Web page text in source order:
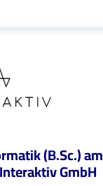
(B.Sc.) am
GmbH